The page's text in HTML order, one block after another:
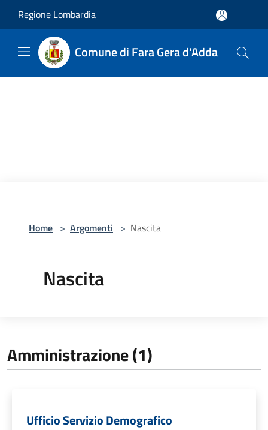
Regione Lombardia
Comune di Fara Gera d'Adda
Home > Argomenti > Nascita
Nascita
Amministrazione (1)
Ufficio Servizio Demografico